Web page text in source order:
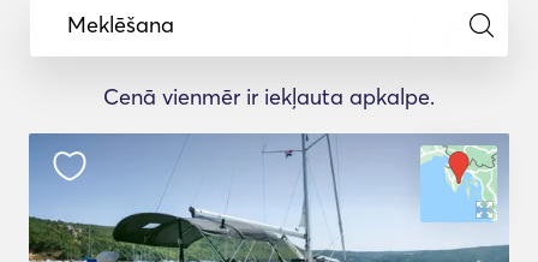
Meklēšana
Cenā vienmēr ir iekļauta apkalpe.